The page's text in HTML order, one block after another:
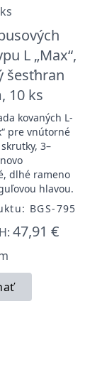
L „Max“,
šesťhran
10 ks
kovaných L-
pre vnútorné
3–
dlhé rameno
hlavou.
BGS-795
47,91 €